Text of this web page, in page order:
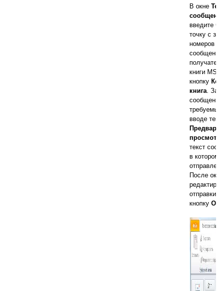
В окне
введите
точку с
номеров
книги MS
кнопку
книга .
вводе
просмотр
текст
в котором
После
отправки
кнопку